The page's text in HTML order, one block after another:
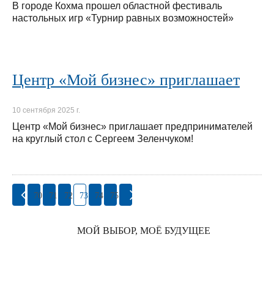
В городе Кохма прошел областной фестиваль
настольных игр «Турнир равных возможностей»
Центр «Мой бизнес» приглашает
10 сентября 2025 г.
Центр «Мой бизнес» приглашает предпринимателей
на круглый стол с Сергеем Зеленчуком!
70 71 72 73 74 75
МОЙ ВЫБОР, МОЁ БУДУЩЕЕ